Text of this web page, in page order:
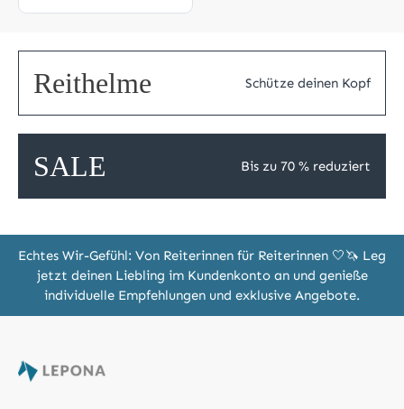
Reithelme Schütze deinen Kopf
SALE Bis zu 70 % reduziert
Echtes Wir-Gefühl: Von Reiterinnen für Reiterinnen 🤍🦄 Leg
jetzt deinen Liebling im Kundenkonto an und genieße
individuelle Empfehlungen und exklusive Angebote.